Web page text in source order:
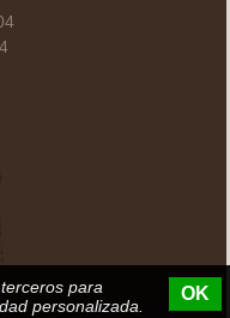
para
personalizada.
OK